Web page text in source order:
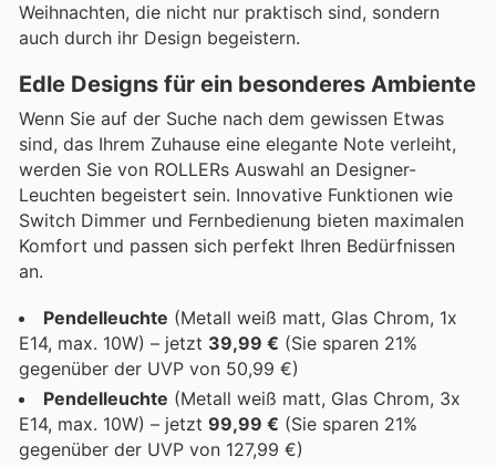
Weihnachten, die nicht nur praktisch sind, sondern
auch durch ihr Design begeistern.
Edle Designs für ein besonderes Ambiente
Wenn Sie auf der Suche nach dem gewissen Etwas
sind, das Ihrem Zuhause eine elegante Note verleiht,
werden Sie von ROLLERs Auswahl an Designer-
Leuchten begeistert sein. Innovative Funktionen wie
Switch Dimmer und Fernbedienung bieten maximalen
Komfort und passen sich perfekt Ihren Bedürfnissen
an.
Pendelleuchte (Metall weiß matt, Glas Chrom, 1x
E14, max. 10W) – jetzt 39,99 € (Sie sparen 21%
gegenüber der UVP von 50,99 €)
Pendelleuchte (Metall weiß matt, Glas Chrom, 3x
E14, max. 10W) – jetzt 99,99 € (Sie sparen 21%
gegenüber der UVP von 127,99 €)